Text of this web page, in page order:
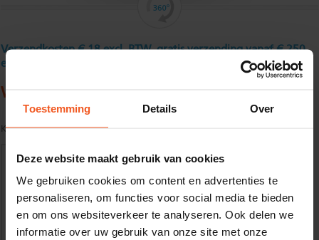
Toestemming Details Over
Deze website maakt gebruik van cookies
We gebruiken cookies om content en advertenties te
personaliseren, om functies voor social media te bieden
en om ons websiteverkeer te analyseren. Ook delen we
informatie over uw gebruik van onze site met onze
Verzendkosten € 18 excl. BTW, gratis verzending vanaf € 250
excl. BTW
Warmgewalst rondstaal 30 mm
Kwaliteit: S235JR volgens EN10025
Gewenste
lengtemaat in
(max. 2000 mm)